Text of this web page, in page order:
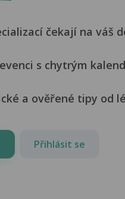
čekají na váš
s chytrým
a ověřené tipy od
Přihlásit se